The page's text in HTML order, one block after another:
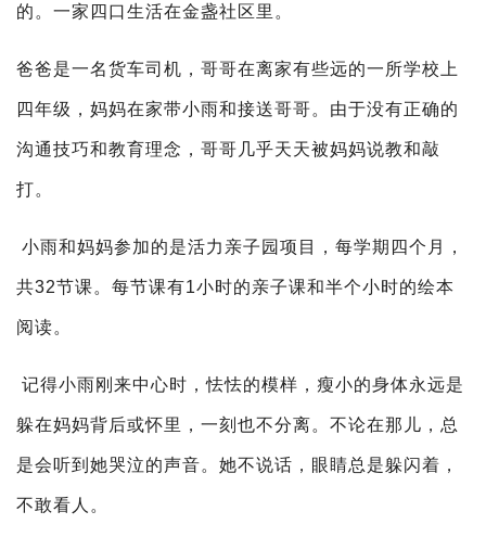
的。一家四口生活在金盏社区里。
爸爸是一名货车司机，哥哥在离家有些远的一所学校上
四年级，妈妈在家带小雨和接送哥哥。由于没有正确的
沟通技巧和教育理念，哥哥几乎天天被妈妈说教和敲
打。
小雨和妈妈参加的是活力亲子园项目，每学期四个月，
共32节课。每节课有1小时的亲子课和半个小时的绘本
阅读。
记得小雨刚来中心时，怯怯的模样，瘦小的身体永远是
躲在妈妈背后或怀里，一刻也不分离。不论在那儿，总
是会听到她哭泣的声音。她不说话，眼睛总是躲闪着，
不敢看人。